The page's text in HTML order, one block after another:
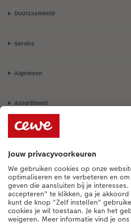
Duurzaamheid
Service
Algemeen
Assortiment
Als je een vraag hebt over een product of
015 29 56 13[ma - vr 9:00 tot 20:00 u | za
16:00 u]
NL|FR